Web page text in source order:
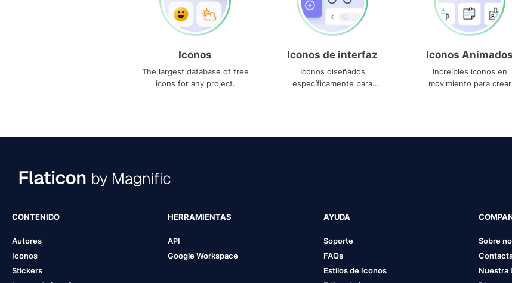
Iconos
The largest database of free
icons for any project.
Iconos de interfaz
Iconos diseñados
específicamente para
Iconos Animados
Increíbles iconos en
movimiento para crear
CONTENIDO
Autores
Iconos
Stickers
HERRAMIENTAS
API
Google Workspace
AYUDA
Soporte
FAQs
Estilos de Iconos
Sobre
Nuestra